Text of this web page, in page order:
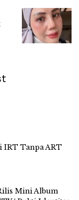
IRT Tanpa ART
Mini Album